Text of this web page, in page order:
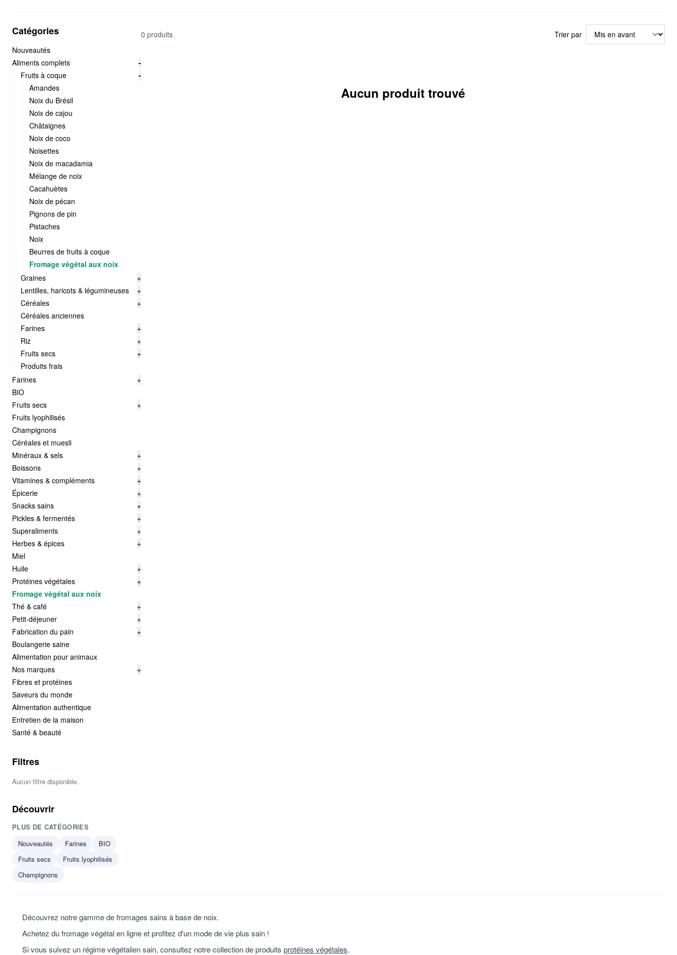
Catégories
Nouveautés
Aliments complets
-
Fruits à coque
-
Amandes
Noix du Brésil
Noix de cajou
Châtaignes
Noix de coco
Noisettes
Noix de macadamia
Mélange de noix
Cacahuètes
Noix de pécan
Pignons de pin
Pistaches
Noix
Beurres de fruits à coque
Fromage végétal aux noix
Graines
+
Lentilles, haricots & légumineuses
+
Céréales
+
Céréales anciennes
Farines
+
Riz
+
Fruits secs
+
Produits frais
Farines
+
BIO
Fruits secs
+
Fruits lyophilisés
Champignons
Céréales et muesli
Minéraux & sels
+
Boissons
+
Vitamines & compléments
+
Épicerie
+
Snacks sains
+
Pickles & fermentés
+
Superaliments
+
Herbes & épices
+
Miel
Huile
+
Protéines végétales
+
Fromage végétal aux noix
Thé & café
+
Petit-déjeuner
+
Fabrication du pain
+
Boulangerie saine
Alimentation pour animaux
Nos marques
+
Fibres et protéines
Saveurs du monde
Alimentation authentique
Entretien de la maison
Santé & beauté
Filtres
Aucun filtre disponible.
Découvrir
PLUS DE CATÉGORIES
Nouveautés
Farines
BIO
Fruits secs
Fruits lyophilisés
Champignons
0 produits Trier par
Aucun produit trouvé
Découvrez notre gamme de fromages sains à base de noix.
Achetez du fromage végétal en ligne et profitez d'un mode de vie plus sain !
Si vous suivez un régime végétalien sain, consultez notre collection de produits protéines végétales.